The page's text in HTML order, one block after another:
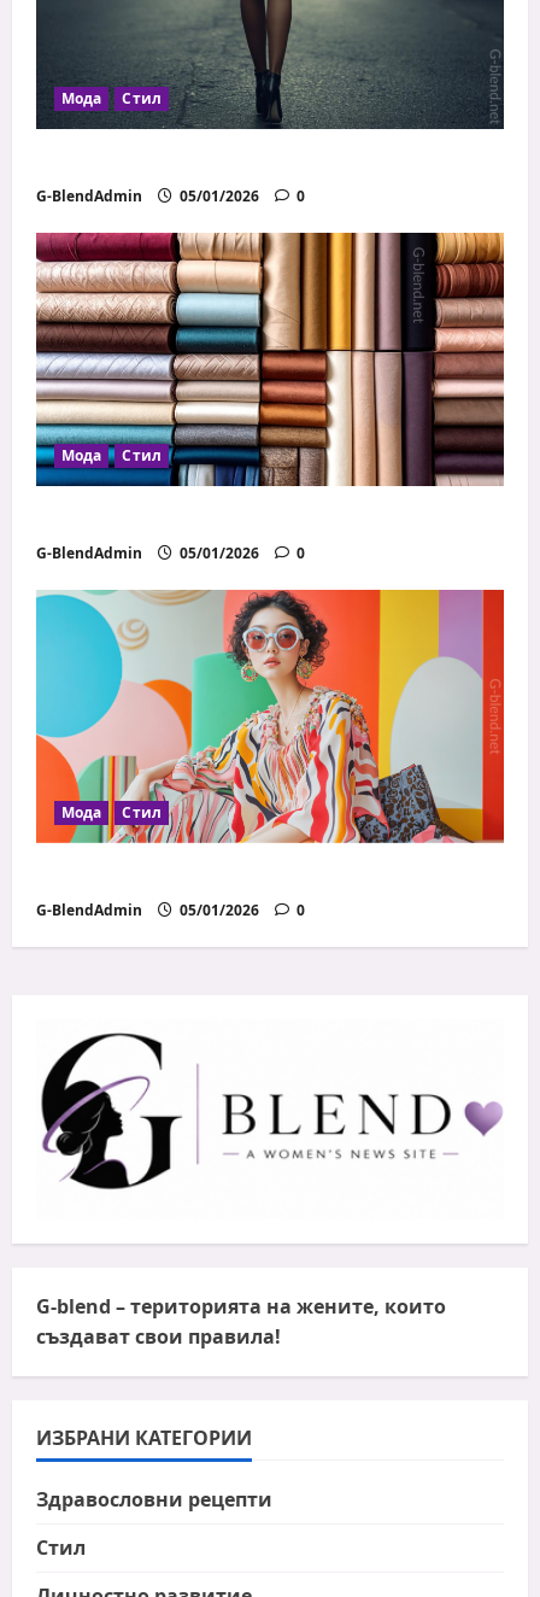
Мода Стил
G-BlendAdmin 05/01/2026 0
Мода Стил
G-BlendAdmin 05/01/2026 0
Мода Стил
G-BlendAdmin 05/01/2026 0
G-blend – територията на жените, които
създават свои правила!
ИЗБРАНИ КАТЕГОРИИ
Здравословни рецепти
Стил